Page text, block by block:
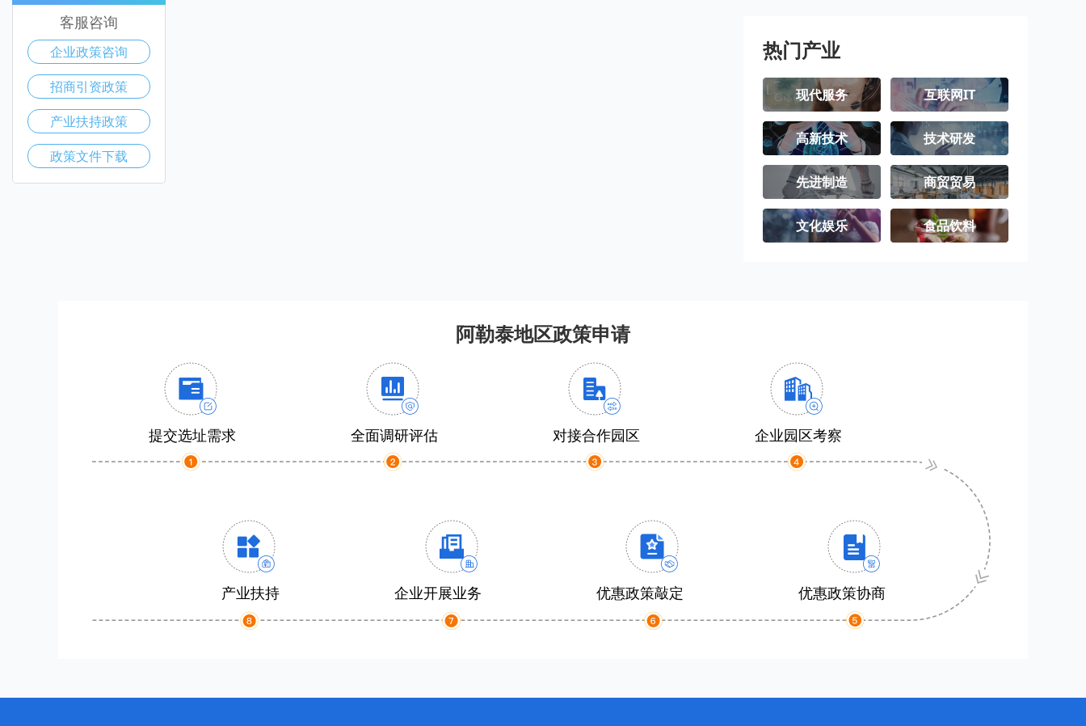
可克达拉市
热门产业
现代服务 互联网IT
高新技术 技术研发
先进制造 商贸贸易
文化娱乐 食品饮料
阿勒泰地区政策申请
提交选址需求 全面调研评估 对接合作园区 企业园区考察
产业扶持 企业开展业务 优惠政策敲定 优惠政策协商
客服咨询
企业政策咨询
招商引资政策
产业扶持政策
政策文件下载